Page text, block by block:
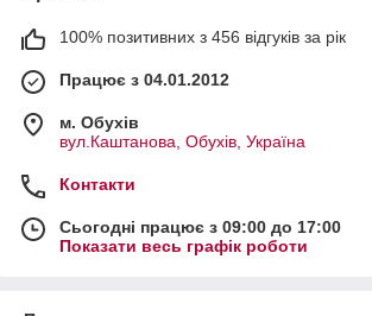
100% позитивних з 456 відгуків за рік
Працює з 04.01.2012
м. Обухів
вул.Каштанова, Обухів, Україна
Контакти
Сьогодні працює з 09:00 до 17:00
Показати весь графік роботи